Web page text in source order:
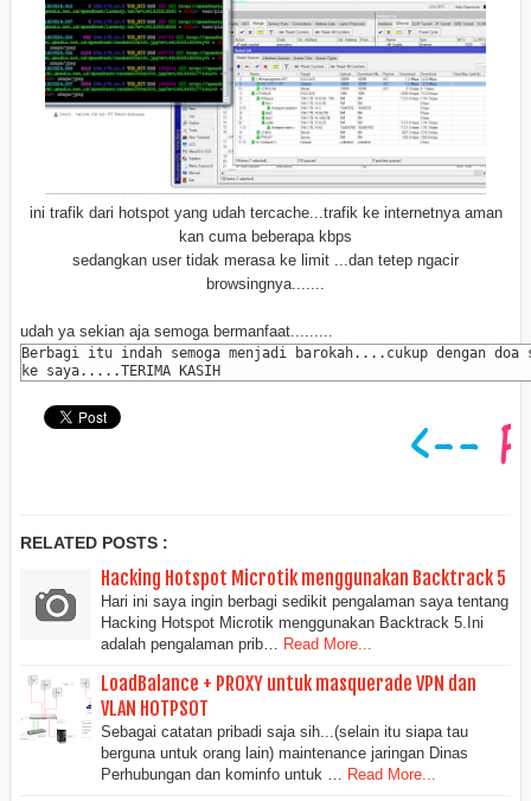
ini trafik dari hotspot yang udah tercache...trafik ke internetnya aman
kan cuma beberapa kbps
sedangkan user tidak merasa ke limit ...dan tetep ngacir
browsingnya.......
udah ya sekian aja semoga bermanfaat.........
Berbagi itu indah semoga menjadi barokah....cukup dengan
ke saya.....TERIMA KASIH
RELATED POSTS :
Hacking Hotspot Microtik menggunakan Backtrack 5
Hari ini saya ingin berbagi sedikit pengalaman saya tentang
Hacking Hotspot Microtik menggunakan Backtrack 5.Ini
adalah pengalaman prib…
Read More...
LoadBalance + PROXY untuk masquerade VPN dan
VLAN HOTPSOT
Sebagai catatan pribadi saja sih...(selain itu siapa tau
berguna untuk orang lain) maintenance jaringan Dinas
Perhubungan dan kominfo untuk … Read More...